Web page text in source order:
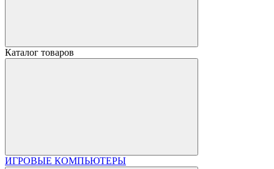
Каталог товаров
ИГРОВЫЕ КОМПЬЮТЕРЫ